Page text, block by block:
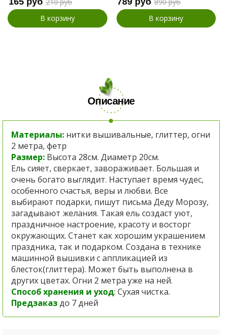
210 руб
В корзину
890 руб
В корзину
Описание
Материалы: нитки вышивальные, глиттер, огни
2 метра, фетр
Размер: Высота 28см. Диаметр 20см.
Ель cияет, сверкает, завораживает. Большая и
очень богато выглядит. Наступает время чудес,
особенного счастья, веры и любви. Все
выбирают подарки, пишут письма Деду Морозу,
загадывают желания. Такая ель создаст уют,
праздничное настроение, красоту и восторг
окружающих. Станет как хорошим украшением
праздника, так и подарком. Создана в технике
машинной вышивки с аппликацией из
блесток(глиттера). Может быть выполнена в
других цветах. Огни 2 метра уже на ней.
Способ хранения и уход: Сухая чистка.
Предзаказдо 7 дней